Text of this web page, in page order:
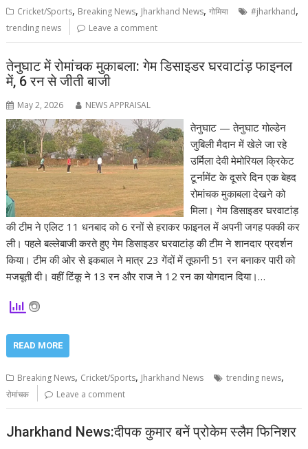
Cricket/Sports, Breaking News, Jharkhand News,गोमिया #jharkhand,
trending news Leave a comment
तेनुघाट में रोमांचक मुकाबला: गेम डिसाइडर घरवाटांड़ फाइनल
में, 6 रन से जीती बाजी
May 2, 2026 NEWS APPRAISAL
तेनुघाट — तेनुघाट गोल्डेन
जुबिली मैदान में खेले जा रहे
उर्मिला देवी मेमोरियल क्रिकेट
टूर्नामेंट के दूसरे दिन एक बेहद
रोमांचक मुकाबला देखने को
मिला। गेम डिसाइडर घरवाटांड़
की टीम ने एलिट 11 धनबाद को 6 रनों से हराकर फाइनल में अपनी जगह पक्की कर
ली। पहले बल्लेबाजी करते हुए गेम डिसाइडर घरवाटांड़ की टीम ने शानदार प्रदर्शन
किया। टीम की ओर से इकबाल ने मात्र 23 गेंदों में तूफानी 51 रन बनाकर पारी को
मजबूती दी। वहीं टिंकू ने 13 रन और राज ने 12 रन का योगदान दिया।…
READ MORE
Breaking News, Cricket/Sports, Jharkhand News trending news,
रोमांचक Leave a comment
Jharkhand News:दीपक कुमार बनें प्रोकेम स्लैम फिनिशर